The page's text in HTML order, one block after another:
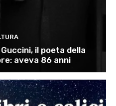
il poeta della
aveva 86 anni